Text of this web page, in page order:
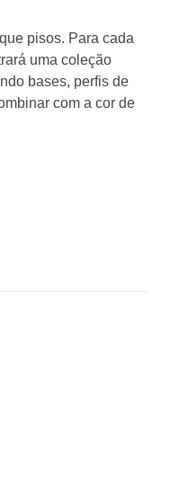
pisos. Para cada
uma coleção
bases, perfis de
com a cor de